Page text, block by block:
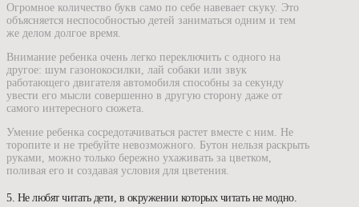
Огромное количество букв само по себе навевает скуку. Это
объясняется неспособностью детей заниматься одним и тем
же делом долгое время.
Внимание ребенка очень легко переключить с одного на
другое: шум газонокосилки, лай собаки или звук
работающего двигателя автомобиля способны за секунду
увести его мысли совершенно в другую сторону даже от
самого интересного сюжета.
Умение ребенка сосредотачиваться растет вместе с ним. Не
торопите и не требуйте невозможного. Бутон нельзя раскрыть
руками, можно только бережно ухаживать за цветком,
поливая его и создавая условия для цветения.
5. Не любят читать дети, в окружении которых читать не модно.